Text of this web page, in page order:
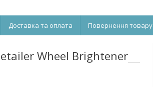
Доставка та оплата Повернення товару
Wheel Brightener